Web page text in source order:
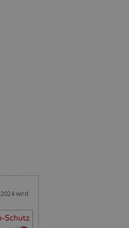
wird